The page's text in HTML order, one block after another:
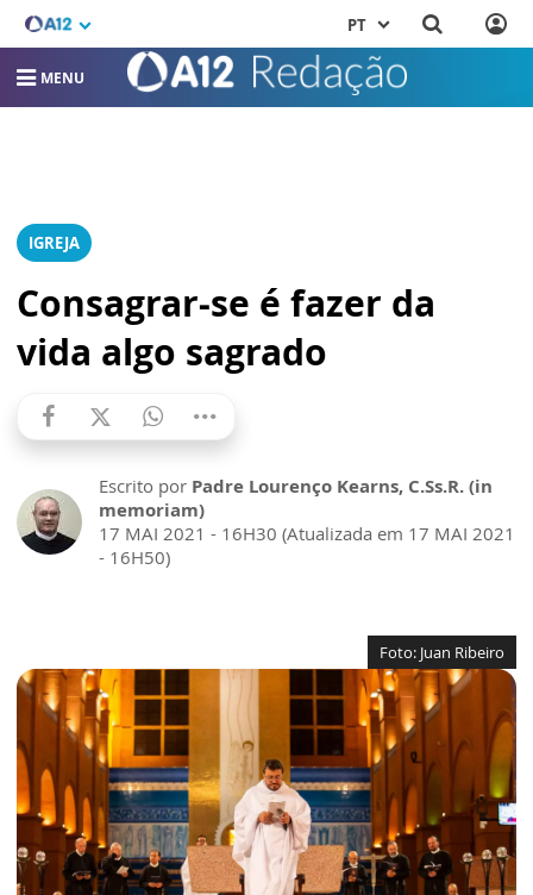
PT
MENU
IGREJA
Consagrar-se é fazer da
vida algo sagrado
Escrito por Padre Lourenço Kearns, C.Ss.R. (in
memoriam)
17 MAI 2021 - 16H30 (Atualizada em 17 MAI 2021
- 16H50)
Foto: Juan Ribeiro